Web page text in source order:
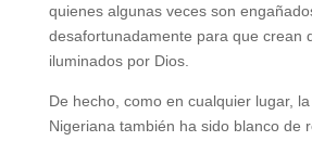
quienes algunas veces son
desafortunadamente para que crean
iluminados por Dios.
De hecho, como en cualquier lugar,
Nigeriana también ha sido blanco de